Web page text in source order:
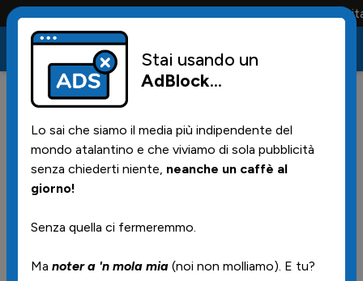
Conta solo la maglia e solo i tifosi la portano tutta la vita
28/11/2024 | 22.22
L'unico frutto dell'amor
(nerazzurro)
Premessa al pezzo sotto:
CLICCA QUI per sapere chi e' l'artista protagonista
Stai usando un
AdBlock...
Lo sai che siamo il media più indipendente del
mondo atalantino e che viviamo di sola pubblicità
senza chiederti niente, neanche un caffè al
giorno!
Senza quella ci fermeremmo.
Ma noter a 'n mola mia (noi non molliamo). E tu?